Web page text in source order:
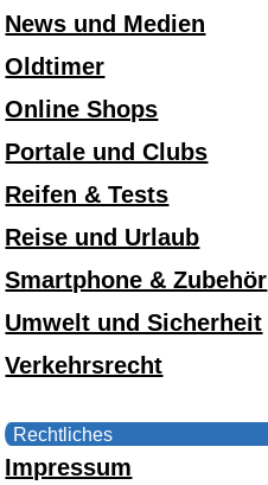
News und Medien
Oldtimer
Online Shops
Portale und Clubs
Reifen & Tests
Reise und Urlaub
Smartphone & Zubehör
Umwelt und Sicherheit
Verkehrsrecht
Rechtliches
Impressum